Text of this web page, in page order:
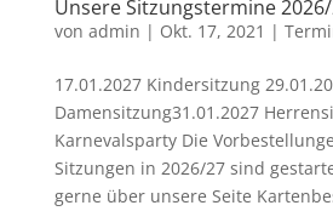
Unsere Sitzungstermine
von admin | Okt. 17, 2021 |
17.01.2027 Kindersitzung
Damensitzung31.01.2027
Karnevalsparty Die
Sitzungen in 2026/27 sind
gerne über unsere Seite